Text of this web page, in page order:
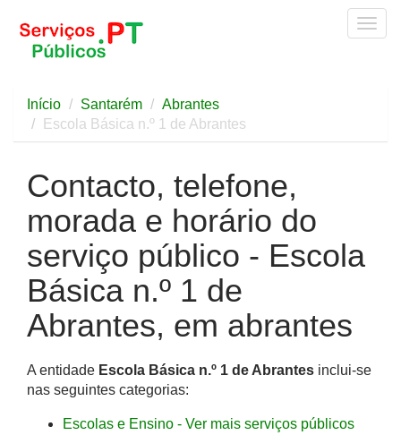
Início Santarém
Abrantes
Escola Básica n.º 1 de Abrantes
Contacto, telefone,
morada e horário do
serviço público - Escola
Básica n.º 1 de
Abrantes, em abrantes
A entidade Escola Básica n.º 1 de Abrantes inclui-se
nas seguintes categorias:
Escolas e Ensino - Ver mais serviços públicos